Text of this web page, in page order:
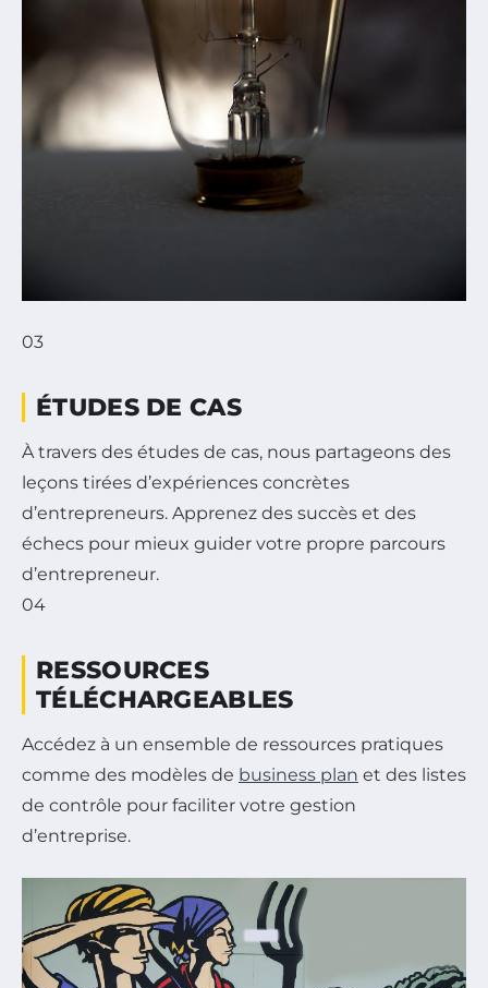
03
ÉTUDES DE CAS
À travers des études de cas, nous partageons des
leçons tirées d’expériences concrètes
d’entrepreneurs. Apprenez des succès et des
échecs pour mieux guider votre propre parcours
d’entrepreneur.
04
RESSOURCES
TÉLÉCHARGEABLES
Accédez à un ensemble de ressources pratiques
comme des modèles de business plan et des listes
de contrôle pour faciliter votre gestion
d’entreprise.